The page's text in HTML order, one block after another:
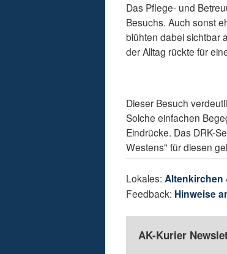
Das Pflege- und
Besuchs. Auch sonst
blühten dabei sichtbar
der Alltag rückte für
Dieser Besuch
Solche einfachen
Eindrücke. Das DRK-
Westens" für diesen
Lokales:Altenkirchen
Feedback: Hinweise
AK-Kurier